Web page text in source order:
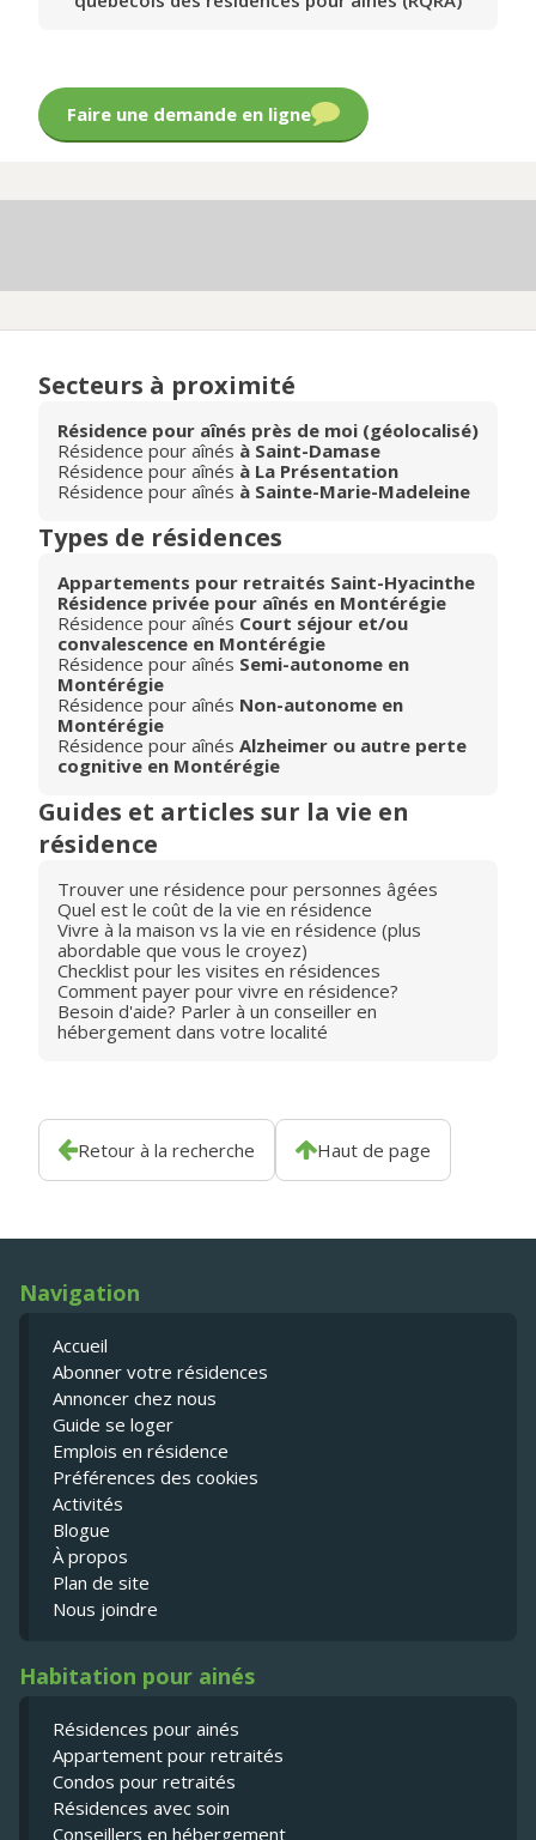
Faire une demande en ligne
Secteurs à proximité
Résidence pour aînés près de moi (géolocalisé)
Résidence pour aînés à Saint-Damase
Résidence pour aînés à La Présentation
Résidence pour aînés à Sainte-Marie-Madeleine
Types de résidences
Appartements pour retraités Saint-Hyacinthe
Résidence privée pour aînés en Montérégie
Résidence pour aînés Court séjour et/ou
convalescence en Montérégie
Résidence pour aînés Semi-autonome en
Montérégie
Résidence pour aînés Non-autonome en
Montérégie
Résidence pour aînés Alzheimer ou autre perte
cognitive en Montérégie
Guides et articles sur la vie en
résidence
Trouver une résidence pour personnes âgées
Quel est le coût de la vie en résidence
Vivre à la maison vs la vie en résidence (plus
abordable que vous le croyez)
Checklist pour les visites en résidences
Comment payer pour vivre en résidence?
Besoin d'aide? Parler à un conseiller en
hébergement dans votre localité
Retour à la recherche Haut de page
Navigation
Accueil
Abonner votre résidences
Annoncer chez nous
Guide se loger
Emplois en résidence
Préférences des cookies
Activités
Blogue
À propos
Plan de site
Nous joindre
Habitation pour ainés
Résidences pour ainés
Appartement pour retraités
Condos pour retraités
Résidences avec soin
Conseillers en hébergement